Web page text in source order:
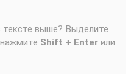
тексте выше? Выделите
Shift + Enter или